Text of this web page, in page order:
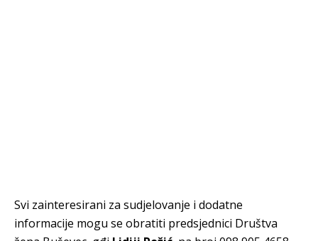
Svi zainteresirani za sudjelovanje i dodatne
informacije mogu se obratiti predsjednici Društva